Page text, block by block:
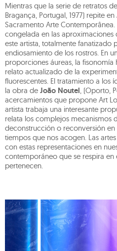
Mientras que la serie de retratos de
Bragança, Portugal, 1977) repite
Sacramento Arte
congelada en las aproximaciones
este artista, totalmente fanatizado
endiosamiento de los rostros. En
proporciones áureas, la
relato actualizado de la
fluorescentes. El tratamiento a
la obra de João Noutel , (Oporto,
acercamientos que propone Art
artista trabaja una interesante
relata los complejos mecanismos
deconstrucción o reconversión
tiempos que nos acogen. Las
con estas representaciones en
contemporáneo que se respira
pertenecen.